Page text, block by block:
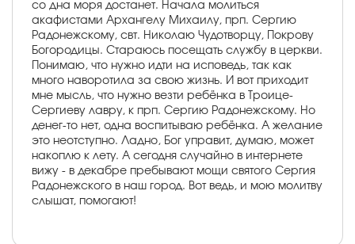
со дна моря достанет. Начала молиться
акафистами Архангелу Михаилу, прп. Сергию
Радонежскому, свт. Николаю Чудотворцу, Покрову
Богородицы. Стараюсь посещать службу в церкви.
Понимаю, что нужно идти на исповедь, так как
много наворотила за свою жизнь. И вот приходит
мне мысль, что нужно везти ребёнка в Троице-
Сергиеву лавру, к прп. Сергию Радонежскому. Но
денег-то нет, одна воспитываю ребёнка. А желание
это неотступно. Ладно, Бог управит, думаю, может
накоплю к лету. А сегодня случайно в интернете
вижу - в декабре пребывают мощи святого Сергия
Радонежского в наш город. Вот ведь, и мою молитву
слышат, помогают!